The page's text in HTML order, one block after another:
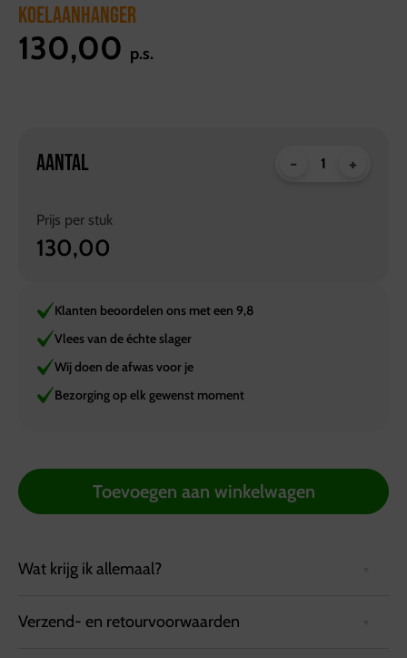
KOELAANHANGER
130,00 p.s.
AANTAL - +
Prijs per stuk
130,00
Klanten beoordelen ons met een 9,8
Vlees van de échte slager
Wij doen de afwas voor je
Bezorging op elk gewenst moment
Toevoegen aan winkelwagen
Wat krijg ik allemaal?
Handige koelwagen. Voor het koelen van uw barbecue
Verzend- en retourvoorwaarden